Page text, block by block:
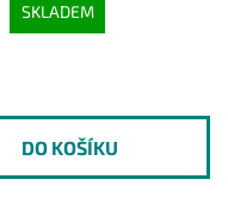
SKLADEM